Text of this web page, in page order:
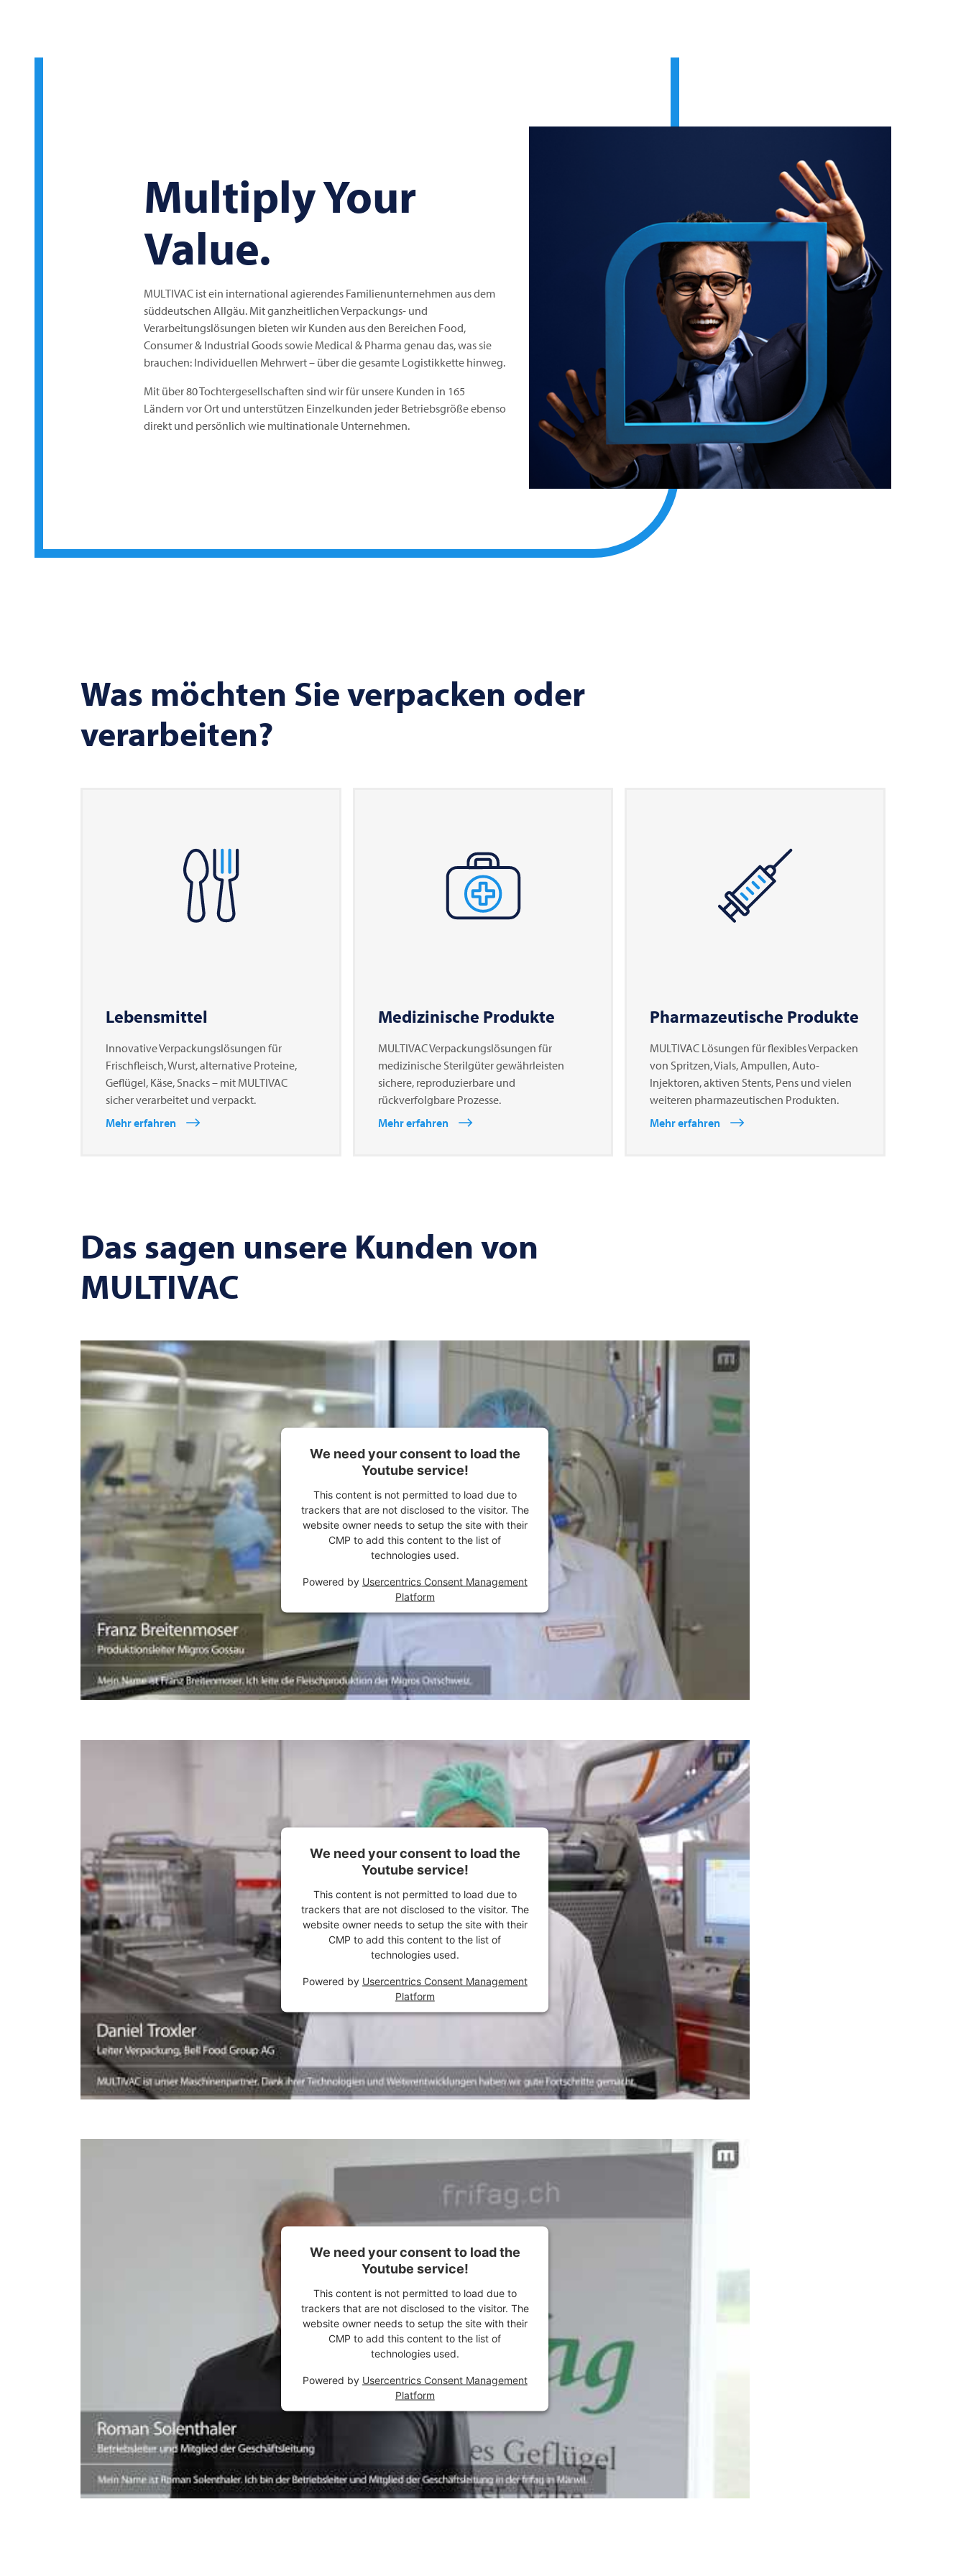
Multiply Your
Value.
MULTIVAC ist ein international agierendes Familienunternehmen aus dem
süddeutschen Allgäu. Mit ganzheitlichen Verpackungs- und
Verarbeitungslösungen bieten wir Kunden aus den Bereichen Food,
Consumer & Industrial Goods sowie Medical & Pharma genau das, was sie
brauchen: Individuellen Mehrwert – über die gesamte Logistikkette hinweg.
Mit über 80 Tochtergesellschaften sind wir für unsere Kunden in 165
Ländern vor Ort und unterstützen Einzelkunden jeder Betriebsgröße ebenso
direkt und persönlich wie multinationale Unternehmen.
Was möchten Sie verpacken oder
verarbeiten?
Lebensmittel
Innovative Verpackungslösungen für
Frischfleisch, Wurst, alternative Proteine,
Geflügel, Käse, Snacks – mit MULTIVAC
sicher verarbeitet und verpackt.
Mehr erfahren
Medizinische Produkte
MULTIVAC Verpackungslösungen für
medizinische Sterilgüter gewährleisten
sichere, reproduzierbare und
rückverfolgbare Prozesse.
Mehr erfahren
Pharmazeutische Produkte
MULTIVAC Lösungen für flexibles Verpacken
von Spritzen, Vials, Ampullen, Auto-
Injektoren, aktiven Stents, Pens und vielen
weiteren pharmazeutischen Produkten.
Mehr erfahren
Das sagen unsere Kunden von
MULTIVAC
We need your consent to load the
Youtube service!
This content is not permitted to load due to
trackers that are not disclosed to the visitor. The
website owner needs to setup the site with their
CMP to add this content to the list of
technologies used.
Powered by Usercentrics Consent Management
Platform
We need your consent to load the
Youtube service!
This content is not permitted to load due to
trackers that are not disclosed to the visitor. The
website owner needs to setup the site with their
CMP to add this content to the list of
technologies used.
Powered by Usercentrics Consent Management
Platform
We need your consent to load the
Youtube service!
This content is not permitted to load due to
trackers that are not disclosed to the visitor. The
website owner needs to setup the site with their
CMP to add this content to the list of
technologies used.
Powered by Usercentrics Consent Management
Platform